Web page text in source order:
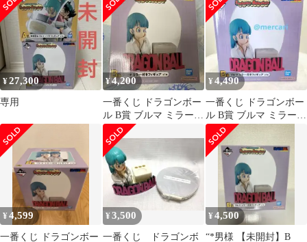
賞 他22点
¥27,300
専用
¥4,200
一番くじ ドラゴンボー
ル B賞 ブルマ ミラー付
きフィギュア
¥4,490
一番くじ ドラゴンボー
ル B賞 ブルマ ミラー付
きフィギュア
¥4,599
一番くじ ドラゴンボー
¥3,500
一番くじ ドラゴンボ
¥4,500
“*男様 【未開封】B